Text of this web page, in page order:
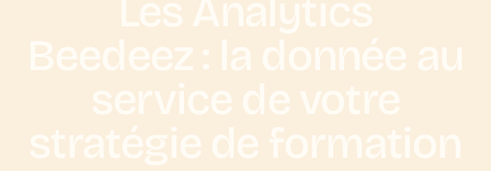
Les Analytics
Beedeez : la donnée au
service de votre
stratégie de formation